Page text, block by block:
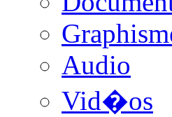
Audio
Vid�os